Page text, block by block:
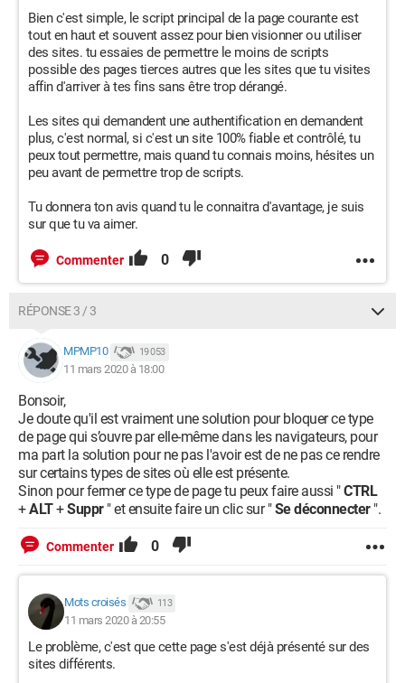
Bien c'est simple, le script principal de la page courante est
tout en haut et souvent assez pour bien visionner ou utiliser
des sites. tu essaies de permettre le moins de scripts
possible des pages tierces autres que les sites que tu visites
affin d'arriver à tes fins sans être trop dérangé.
Les sites qui demandent une authentification en demandent
plus, c'est normal, si c'est un site 100% fiable et contrôlé, tu
peux tout permettre, mais quand tu connais moins, hésites un
peu avant de permettre trop de scripts.
Tu donnera ton avis quand tu le connaitra d'avantage, je suis
sur que tu va aimer.
Commenter 0
RÉPONSE 3 / 3
MPMP10 19 053
11 mars 2020 à 18:00
Bonsoir,
Je doute qu'il est vraiment une solution pour bloquer ce type
de page qui s’ouvre par elle-même dans les navigateurs, pour
ma part la solution pour ne pas l'avoir est de ne pas ce rendre
sur certains types de sites où elle est présente.
Sinon pour fermer ce type de page tu peux faire aussi "CTRL
+ALT+Suppr" et ensuite faire un clic sur "Se déconnecter ".
Commenter 0
Mots croisés 113
11 mars 2020 à 20:55
Le problème, c'est que cette page s'est déjà présenté sur des
sites différents.